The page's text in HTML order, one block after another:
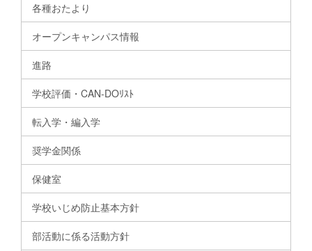
各種おたより
オープンキャンパス情報
進路
学校評価・CAN-DOﾘｽﾄ
転入学・編入学
奨学金関係
保健室
学校いじめ防止基本方針
部活動に係る活動方針